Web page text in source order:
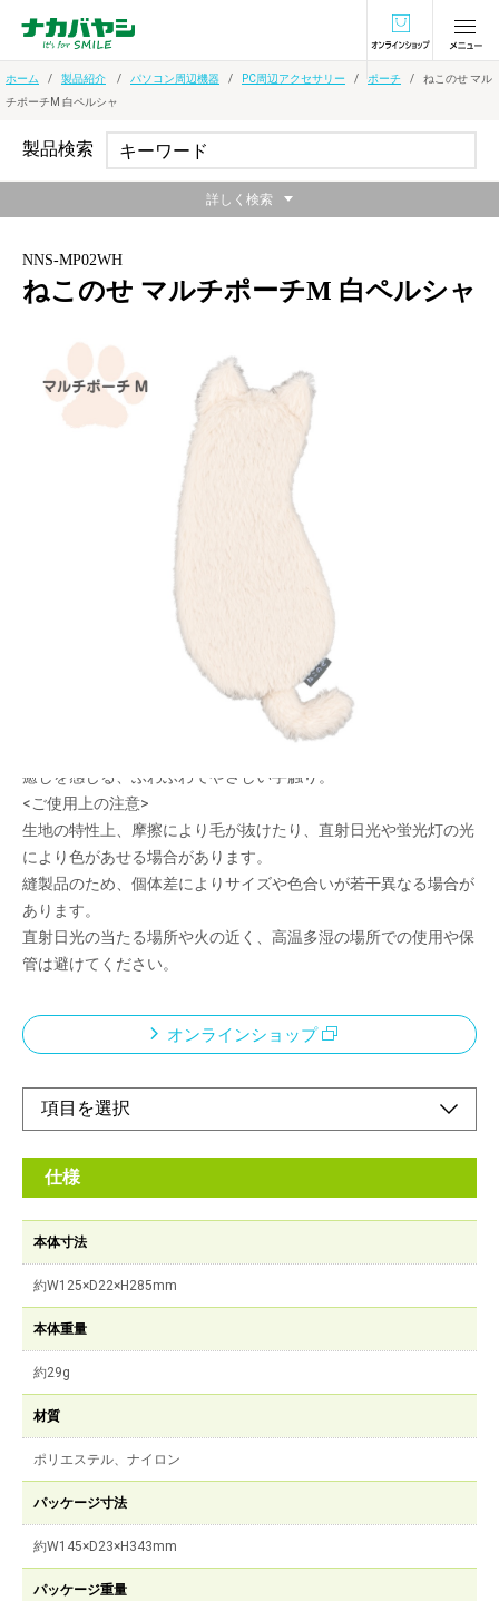
オンラインショ
ホーム 製品紹介 パソコン周辺機器 PC周辺アクセサリー ポーチ
ねこのせ マル
チポーチM 白ペルシャ
NNS-MP02WH
ねこのせ マルチポーチM 白ペルシャ
「ねこの背」と「ねこ乗せ」をモチーフにした、
癒しねこマルチポーチ
ペンケースやガジェット入れに最適なサイズ。
カバンなどに取り付け可能なループ付き。
ねこと一緒に勉強や仕事をしている気分が味わえる。
「ねこの背」のシルエットデザインで、インテリアにもぴった
癒しを感じる、ふわふわでやさしい手触り。
<ご使用上の注意>
生地の特性上、摩擦により毛が抜けたり、直射日光や蛍光灯の光
により色があせる場合があります。
縫製品のため、個体差によりサイズや色合いが若干異なる場合が
あります。
直射日光の当たる場所や火の近く、高温多湿の場所での使用や保
管は避けてください。
オンラインショップ
仕様
本体寸法
約W125×D22×H285mm
本体重量
約29g
材質
ポリエステル、ナイロン
パッケージ寸法
約W145×D23×H343mm
パッケージ重量
製品検索
詳しく検索